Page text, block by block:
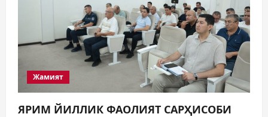
Жамият
ЯРИМ ЙИЛЛИК ФАОЛИЯТ САРҲИСОБИ